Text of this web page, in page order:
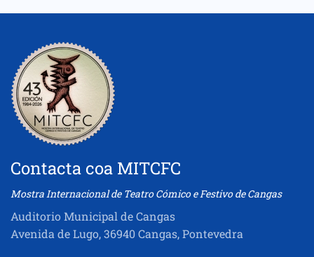
Contacta coa MITCFC
Mostra Internacional de Teatro Cómico e Festivo de Cangas
Auditorio Municipal de Cangas
Avenida de Lugo, 36940 Cangas, Pontevedra